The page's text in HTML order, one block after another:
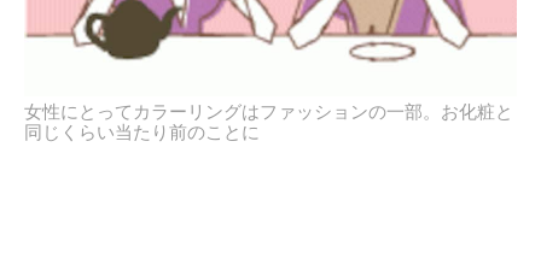
女性にとってカラーリングはファッションの一部。お化粧と
同じくらい当たり前のことに